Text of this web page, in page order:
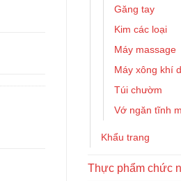
Găng tay
Kim các loại
Máy massage
Máy xông khí
Túi chườm
Vớ ngăn tĩnh
Khẩu trang
Thực phẩm chức